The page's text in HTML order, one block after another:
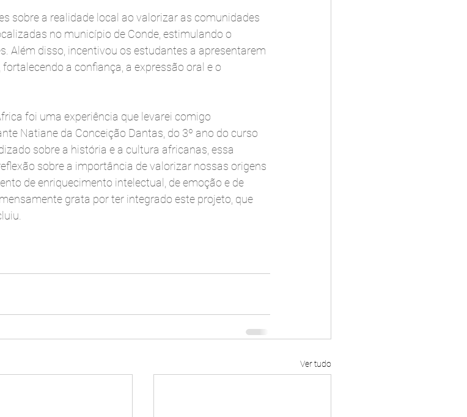
sobre a realidade local ao valorizar as comunidades
no município de Conde, estimulando o
Além disso, incentivou os estudantes a apresentarem
a confiança, a expressão oral e o
foi uma experiência que levarei comigo
Natiane da Conceição Dantas, do 3º ano do curso
sobre a história e a cultura africanas, essa
sobre a importância de valorizar nossas origens
de enriquecimento intelectual, de emoção e de
grata por ter integrado este projeto, que
Ver tudo